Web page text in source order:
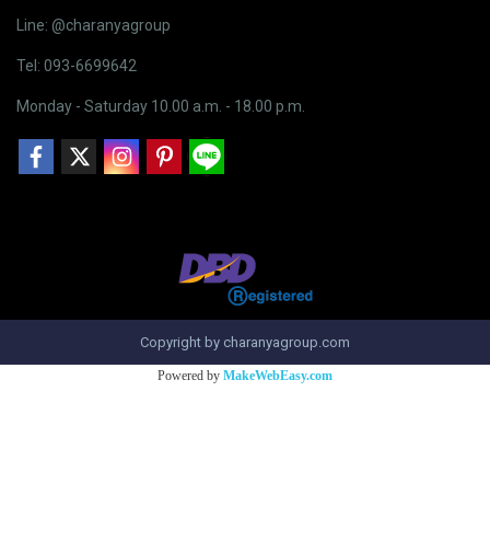
Line: @charanyagroup
Tel: 093-6699642
Monday - Saturday 10.00 a.m. - 18.00 p.m.
Copyright by charanyagroup.com
Powered by MakeWebEasy.com